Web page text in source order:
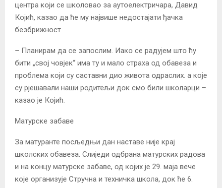
центра који се школовао за аутоелектричара, Давид
Којић, казао да ће му највише недостајати ђачка
безбрижност
– Планирам да се запослим. Иако се радујем што ћу
бити „свој човјек“ има ту и мало страха од обавеза и
проблема који су саставни дио живота одраслих. а које
су рјешавали наши родитељи док смо били школарци –
казао је Којић.
Матурске забаве
За матуранте посљедњи дан наставе није крај
школских обавеза. Слиједи одбрана матурских радова
и на концу матурске забаве, од којих је 29. маја вече
које организује Стручна и техничка школа, док ће 6.